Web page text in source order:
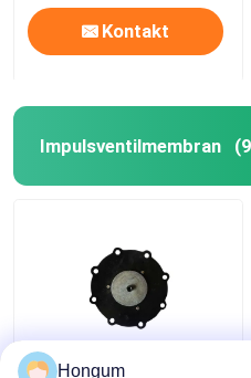
Kontakt
Impulsventilmembran
Membran für DMFZ-
Hongum